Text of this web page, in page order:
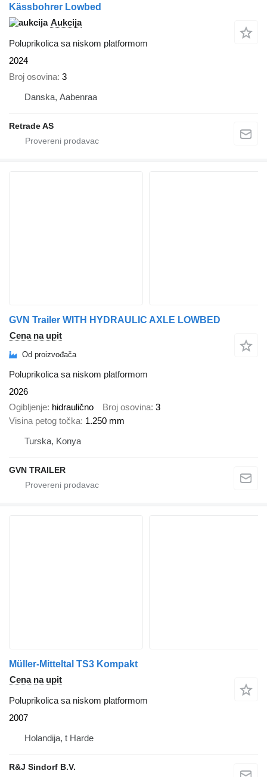
Kässbohrer Lowbed
Aukcija
Poluprikolica sa niskom platformom
2024
Broj osovina 3
Danska, Aabenraa
Retrade AS
GVN Trailer WITH HYDRAULIC AXLE LOWBED
Cena na upit
Od proizvođača
Poluprikolica sa niskom platformom
2026
Ogibljenje hidraulično Broj osovina 3
Visina petog točka 1.250 mm
Turska, Konya
GVN TRAILER
Müller-Mitteltal TS3 Kompakt
Cena na upit
Poluprikolica sa niskom platformom
2007
Holandija, t Harde
R&J Sindorf B.V.